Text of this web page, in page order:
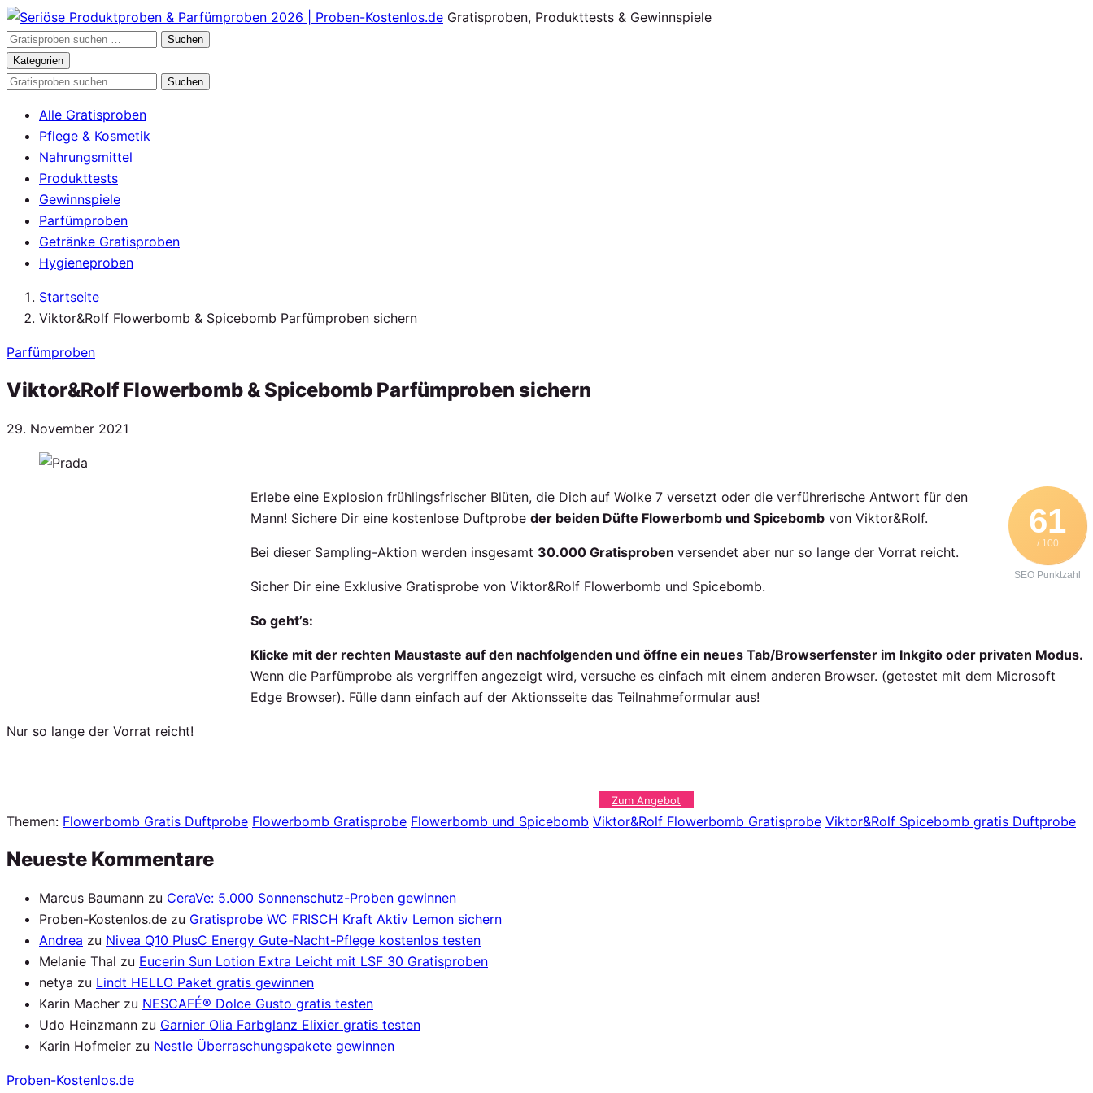
Zum
Inhalt
springen
Gratisproben, Produkttests & Gewinnspiele
Gratisproben
durchsuchen
Suchen
Kategorien
Gratisproben
Suchen
Alle Gratisproben
Pflege & Kosmetik
Nahrungsmittel
Produkttests
Gewinnspiele
Parfümproben
Getränke Gratisproben
Hygieneproben
Startseite
Viktor&Rolf Flowerbomb & Spicebomb Parfümproben sichern
Parfümproben
Viktor&Rolf Flowerbomb & Spicebomb Parfümproben sichern
Veröffentlicht
29. November 2021
61
/ 100
SEO Punktzahl
Erlebe eine Explosion frühlingsfrischer Blüten, die Dich auf Wolke 7 versetzt oder die verführerische Antwort für den
Mann! Sichere Dir eine kostenlose Duftprobe der beiden Düfte Flowerbomb und Spicebomb von Viktor&Rolf.
Bei dieser Sampling-Aktion werden insgesamt 30.000 Gratisproben versendet aber nur so lange der Vorrat reicht.
Sicher Dir eine Exklusive Gratisprobe von Viktor&Rolf Flowerbomb und Spicebomb.
So geht’s:
Klicke mit der rechten Maustaste auf den nachfolgenden und öffne ein neues Tab/Browserfenster im Inkgito oder privaten Modus.
Wenn die Parfümprobe als vergriffen angezeigt wird, versuche es einfach mit einem anderen Browser. (getestet mit dem Microsoft
Edge Browser). Fülle dann einfach auf der Aktionsseite das Teilnahmeformular aus!
Nur so lange der Vorrat reicht!
Zum Angebot
Themen: Flowerbomb Gratis Duftprobe Flowerbomb Gratisprobe Flowerbomb und Spicebomb Viktor&Rolf Flowerbomb Gratisprobe Viktor&Rolf Spicebomb gratis Duftprobe
Neueste Kommentare
Marcus Baumann zu CeraVe: 5.000 Sonnenschutz-Proben gewinnen
Proben-Kostenlos.de zu Gratisprobe WC FRISCH Kraft Aktiv Lemon sichern
Andrea zu Nivea Q10 PlusC Energy Gute-Nacht-Pflege kostenlos testen
Melanie Thal zu Eucerin Sun Lotion Extra Leicht mit LSF 30 Gratisproben
netya zu Lindt HELLO Paket gratis gewinnen
Karin Macher zu NESCAFÉ® Dolce Gusto gratis testen
Udo Heinzmann zu Garnier Olia Farbglanz Elixier gratis testen
Karin Hofmeier zu Nestle Überraschungspakete gewinnen
Proben-Kostenlos.de